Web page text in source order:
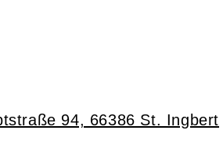
94, 66386 St. Ingbert